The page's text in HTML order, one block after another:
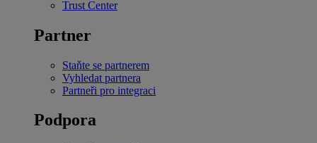
Trust Center
Partner
Staňte se partnerem
Vyhledat partnera
Partneři pro integraci
Podpora